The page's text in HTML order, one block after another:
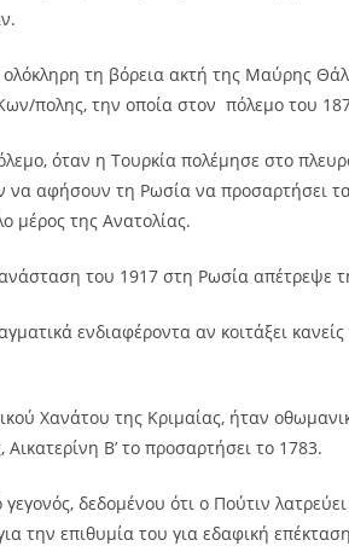
ολόκληρη τη βόρεια ακτή της Μαύρης
πολης, την οποία στον πόλεμο του
όταν η Τουρκία πολέμησε στο
να αφήσουν τη Ρωσία να προσαρτήσει
μέρος της Ανατολίας.
του 1917 στη Ρωσία απέτρεψε
ενδιαφέροντα αν κοιτάξει
Χανάτου της Κριμαίας, ήταν
Β’ το προσαρτήσει το 1783.
δεδομένου ότι ο Πούτιν
την επιθυμία του για εδαφική